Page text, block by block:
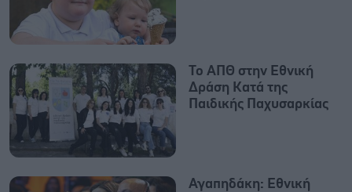
Το ΑΠΘ στην Εθνική
Δράση Κατά της
Παιδικής Παχυσαρκίας
Αγαπηδάκη: Εθνική